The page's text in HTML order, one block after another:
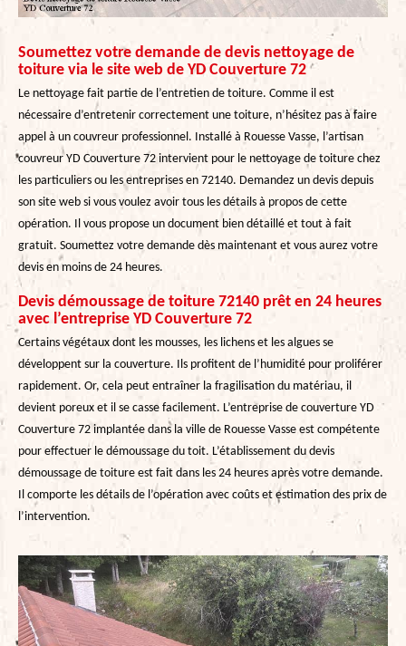
Soumettez votre demande de devis nettoyage de
toiture via le site web de YD Couverture 72
Le nettoyage fait partie de l’entretien de toiture. Comme il est
nécessaire d’entretenir correctement une toiture, n’hésitez pas à faire
appel à un couvreur professionnel. Installé à Rouesse Vasse, l’artisan
couvreur YD Couverture 72 intervient pour le nettoyage de toiture chez
les particuliers ou les entreprises en 72140. Demandez un devis depuis
son site web si vous voulez avoir tous les détails à propos de cette
opération. Il vous propose un document bien détaillé et tout à fait
gratuit. Soumettez votre demande dès maintenant et vous aurez votre
devis en moins de 24 heures.
Devis démoussage de toiture 72140 prêt en 24 heures
avec l’entreprise YD Couverture 72
Certains végétaux dont les mousses, les lichens et les algues se
développent sur la couverture. Ils profitent de l’humidité pour proliférer
rapidement. Or, cela peut entraîner la fragilisation du matériau, il
devient poreux et il se casse facilement. L’entreprise de couverture YD
Couverture 72 implantée dans la ville de Rouesse Vasse est compétente
pour effectuer le démoussage du toit. L’établissement du devis
démoussage de toiture est fait dans les 24 heures après votre demande.
Il comporte les détails de l’opération avec coûts et estimation des prix de
l’intervention.